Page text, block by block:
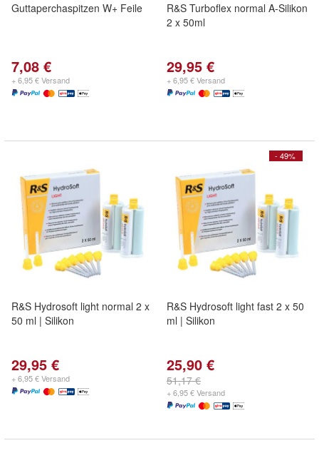
Guttaperchaspitzen W+ Feile
7,08 €
+ 6,95 € Versand
R&S Turboflex normal A-Silikon
2 x 50ml
29,95 €
+ 6,95 € Versand
R&S Hydrosoft light normal 2 x
50 ml | Silikon
29,95 €
+ 6,95 € Versand
- 49%
R&S Hydrosoft light fast 2 x 50
ml | Silikon
25,90 €
51,17 €
+ 6,95 € Versand